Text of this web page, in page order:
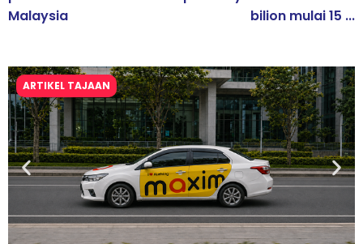
Malaysia
bilion mulai 15 ...
ARTIKEL TAJAAN